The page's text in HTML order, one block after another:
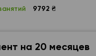
9792 ₴
на 20 месяцев